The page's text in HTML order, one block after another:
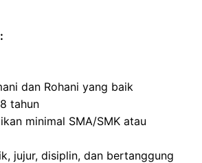
dan Rohani yang baik
tahun
minimal SMA/SMK atau
jujur, disiplin, dan bertanggung